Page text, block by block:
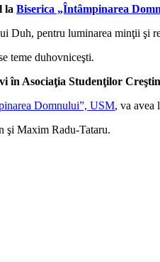
la Biserica „Întâmpinarea
Duh, pentru luminarea minţii şi
teme duhovniceşti.
Asociaţia Studenţilor
Domnului”, USM, va avea
şi Maxim Radu-Tataru.